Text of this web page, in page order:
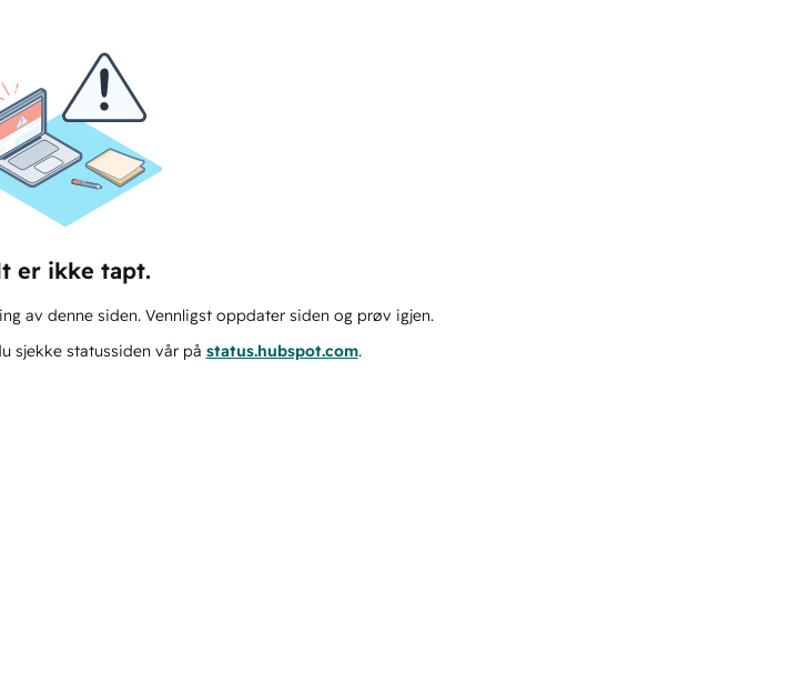
er ikke tapt.
av denne siden. Vennligst oppdater siden og prøv igjen.
sjekke statussiden vår på status.hubspot.com.